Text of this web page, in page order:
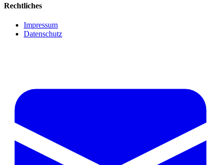
Rechtliches
Impressum
Datenschutz